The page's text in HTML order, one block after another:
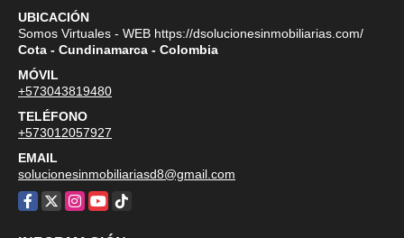
UBICACIÓN
Somos Virtuales - WEB https://dsolucionesinmobiliarias.com/
Cota - Cundinamarca - Colombia
MÓVIL
+573043819480
TELÉFONO
+573012057927
EMAIL
solucionesinmobiliariasd8@gmail.com
Facebook
X Instagram
YouTube
TikTok